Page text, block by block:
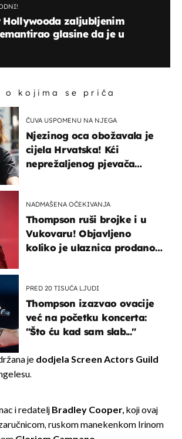
Hollywooda zaljubljenim
glasine da je u
kojima se priča
ČUVA USPOMENU NA NJEGA
Njezinog oca obožavala je
cijela Hrvatska! Kći
neprežaljenog pjevača
NADMAŠENA OČEKIVANJA
Thompson ruši brojke i u
Vukovaru! Objavljeno
koliko je ulaznica prodano
PRED 20 TISUĆA LJUDI
Thompson izazvao ovacije
već na početku koncerta:
"Što ću kad sam slab..."
je dodjela Screen Actors Guild
i redatelj Bradley Cooper, koji ovaj
ruskom manekenkom Irinom